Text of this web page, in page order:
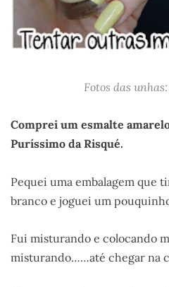
Fotos das unhas:
Comprei um esmalte
Puríssimo da Risqué.
Pequei uma embalagem que
branco e joguei um
Fui misturando e colocando
misturando……até chegar na